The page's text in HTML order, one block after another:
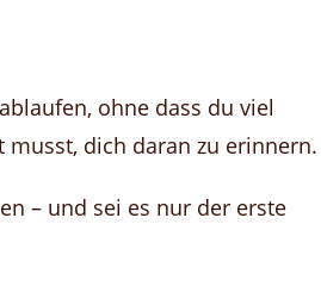
ohne dass du viel
dich daran zu erinnern.
– und sei es nur der erste